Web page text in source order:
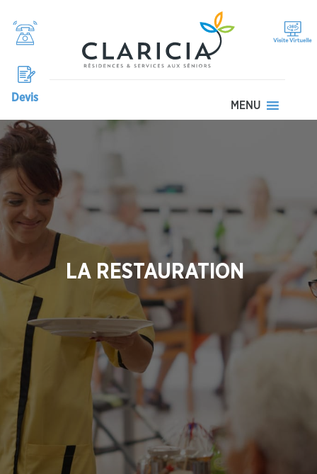
MENU
Devis
LA RESTAURATION